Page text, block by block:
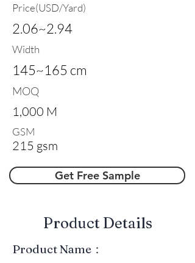
Price(USD/Yard)
2.06~2.94
Width
145~165 cm
MOQ
1,000 M
GSM
215 gsm
Get Free Sample
​Product Details
Product Name：